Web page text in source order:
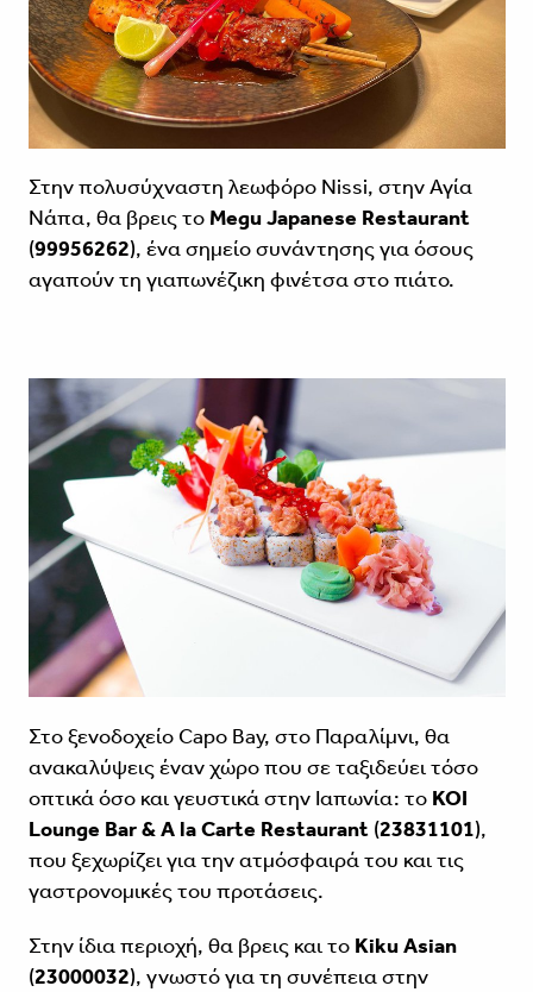
Στην πολυσύχναστη λεωφόρο Nissi, στην Αγία
Νάπα, θα βρεις το Megu Japanese Restaurant
(99956262), ένα σημείο συνάντησης για όσους
αγαπούν τη γιαπωνέζικη φινέτσα στο πιάτο.
Στο ξενοδοχείο Capo Bay, στο Παραλίμνι, θα
ανακαλύψεις έναν χώρο που σε ταξιδεύει τόσο
οπτικά όσο και γευστικά στην Ιαπωνία: το KOI
Lounge Bar & A la Carte Restaurant(23831101),
που ξεχωρίζει για την ατμόσφαιρά του και τις
γαστρονομικές του προτάσεις.
Στην ίδια περιοχή, θα βρεις και το Kiku Asian
(23000032), γνωστό για τη συνέπεια στην